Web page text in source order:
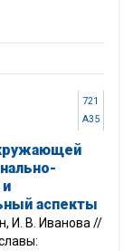
721
А35
аспекты
И. В. Иванова //